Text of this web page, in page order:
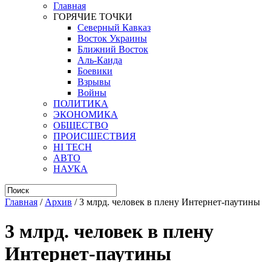
Главная
ГОРЯЧИЕ ТОЧКИ
Северный Кавказ
Восток Украины
Ближний Восток
Аль-Каида
Боевики
Взрывы
Войны
ПОЛИТИКА
ЭКОНОМИКА
ОБЩЕСТВО
ПРОИСШЕСТВИЯ
HI TECH
АВТО
НАУКА
Главная / Архив /3 млрд. человек в плену Интернет-паутины
3 млрд. человек в плену
Интернет-паутины